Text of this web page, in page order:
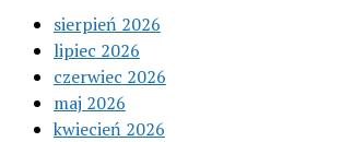
sierpień 2026
lipiec 2026
czerwiec 2026
maj 2026
kwiecień 2026